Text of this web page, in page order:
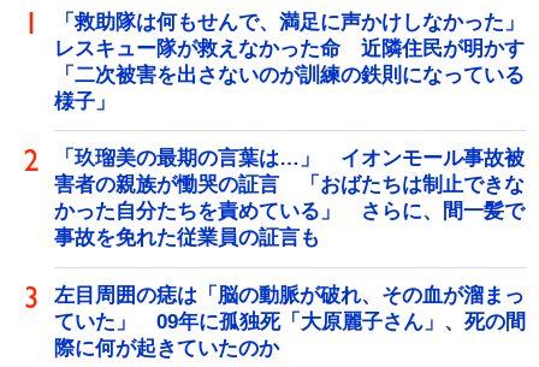
「救助隊は何もせんで、満足に声かけしなかった」
レスキュー隊が救えなかった命 近隣住民が明かす
「二次被害を出さないのが訓練の鉄則になっている
様子」
「玖瑠美の最期の言葉は…」 イオンモール事故被
害者の親族が慟哭の証言 「おばたちは制止できな
かった自分たちを責めている」 さらに、間一髪で
事故を免れた従業員の証言も
左目周囲の痣は「脳の動脈が破れ、その血が溜まっ
ていた」 09年に孤独死「大原麗子さん」、死の間
際に何が起きていたのか